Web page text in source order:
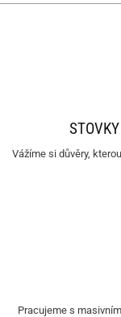
Vážíme si důvěry,
Pracujeme s